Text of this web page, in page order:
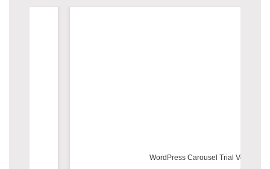
WordPress Carousel Trial Version